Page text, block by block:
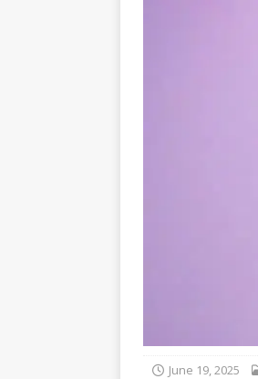
June 19, 2025